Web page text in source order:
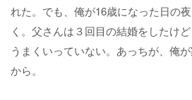
れた。でも、俺が16歳になった日の
く。父さんは３回目の結婚をしたけ
うまくいっていない。あっちが、俺
から。